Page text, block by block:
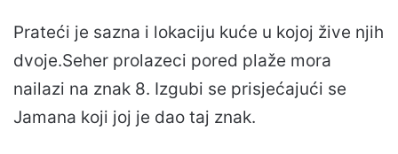
Prateći je sazna i lokaciju kuće u kojoj žive njih
dvoje.Seher prolazeci pored plaže mora
nailazi na znak 8. Izgubi se prisjećajući se
Jamana koji joj je dao taj znak.